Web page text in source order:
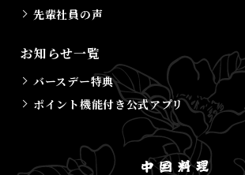
先輩社員の声
お知らせ一覧
バースデー特典
ポイント機能付き公式アプリ